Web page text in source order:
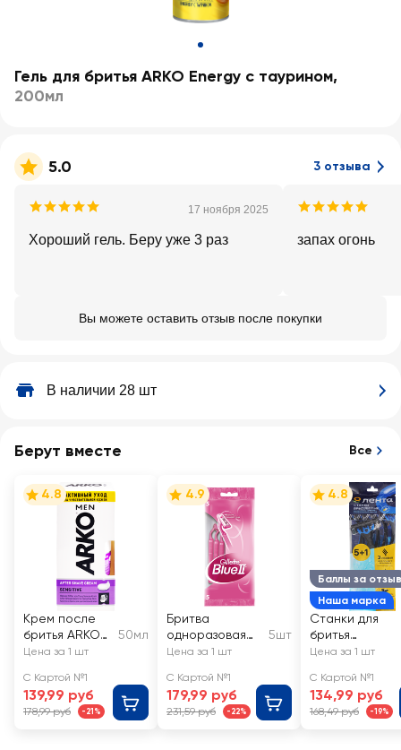
Гель для бритья ARKO Energy с таурином,
200мл
5.0 3 отзыва
17 ноября 2025
Хороший гель. Беру уже 3 раз запах огонь
Вы можете оставить отзыв после покупки
В наличии 28 шт
Берут вместе Все
4.8
Крем после
бритья ARKO
Men Sensitive
50мл
Цена за 1 шт
С Картой №1
139,99 руб
178,99 руб -21%
4.9
Бритва
одноразовая
женская
Disposable Blue
II
5шт
Цена за 1 шт
С Картой №1
179,99 руб
231,59 руб -22%
Баллы за отзыв
Наша марка
4.8
Станки для
бритья
одноразовые
увлажняющей
полосой
Цена за 1 шт
С Картой №1
134,99 руб
168,49 руб -19%